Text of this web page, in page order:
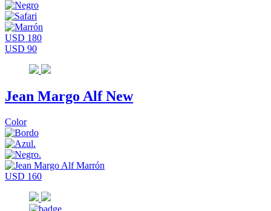
USD 180
USD 90
Jean Margo Alf New
Color
USD 160